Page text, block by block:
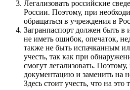
Легализовать российские
России. Поэтому, при
обращаться в учреждения в
Загранпаспорт должен быть в
не иметь ошибок, опечаток,
также не быть испачканным
учесть, так как при
смогут легализовать.
документацию и заменить на
Здесь стоит учесть, что на это